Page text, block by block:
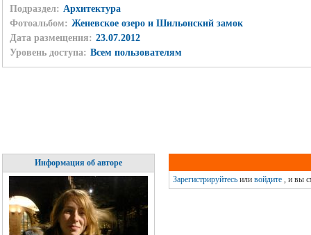
Подраздел: Архитектура
Фотоальбом: Женевское озеро и Шильонский замок
Дата размещения: 23.07.2012
Уровень доступа: Всем пользователям
Информация об авторе
Зарегистрируйтесьили войдите, и вы